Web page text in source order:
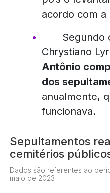
acordo com a
Segundo
Chrystiano
Antônio
dos
anualmente,
funcionava.
Sepultamentos
cemitérios
Dados são referentes ao
maio de 2023